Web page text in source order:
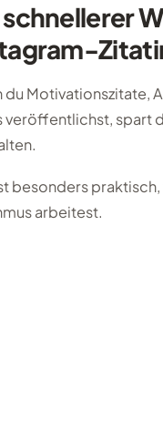
schnellerer
du Motivationszitate,
veröffentlichst, spart
besonders
arbeitest.